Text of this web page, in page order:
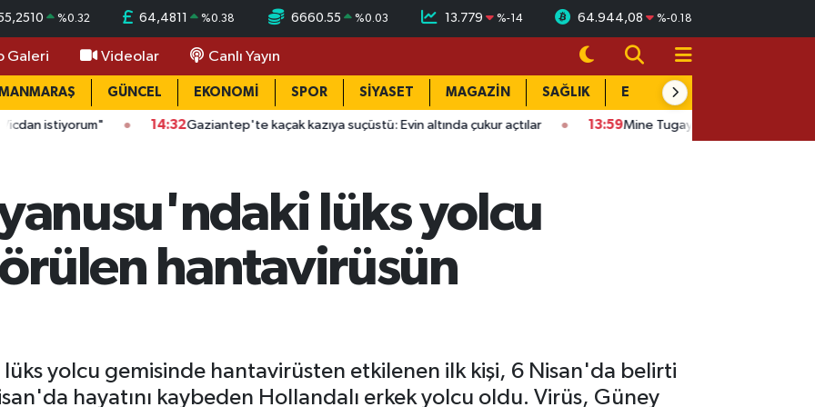
%0.32 64,4811 %0.38 6660.55 %0.03 13.779 %-14 64.944,08 %-0.18
Galeri Videolar Canlı Yayın
GÜNCEL EKONOMİ SPOR SİYASET MAGAZİN SAĞLIK EĞİTİM
14:32 Gaziantep'te kaçak kazıya suçüstü: Evin altında çukur açtılar 13:59 Mine Tugay 30 yıl önceki halini paylaştı:
lüks yolcu
hantavirüsün
yolcu gemisinde hantavirüsten etkilenen ilk kişi, 6 Nisan'da belirti
hayatını kaybeden Hollandalı erkek yolcu oldu. Virüs, Güney